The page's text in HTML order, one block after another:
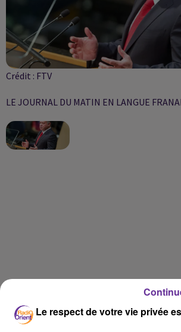
Crédit : FTV
LE JOURNAL DU MATIN EN LANGUE
LA PLAYLIST
Le respect de votre vie privée